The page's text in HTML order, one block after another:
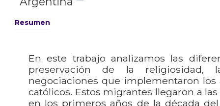
Resumen
En este trabajo analizamos las
preservación de la religiosidad,
negociaciones que implementaron los
católicos. Estos migrantes llegaron a
en los primeros años de la década